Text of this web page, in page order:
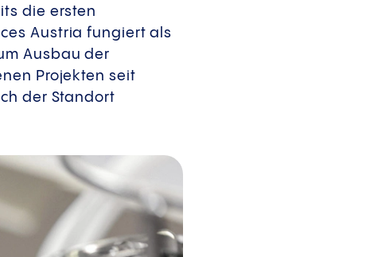
die ersten
Austria fungiert als
Ausbau der
Projekten seit
der Standort